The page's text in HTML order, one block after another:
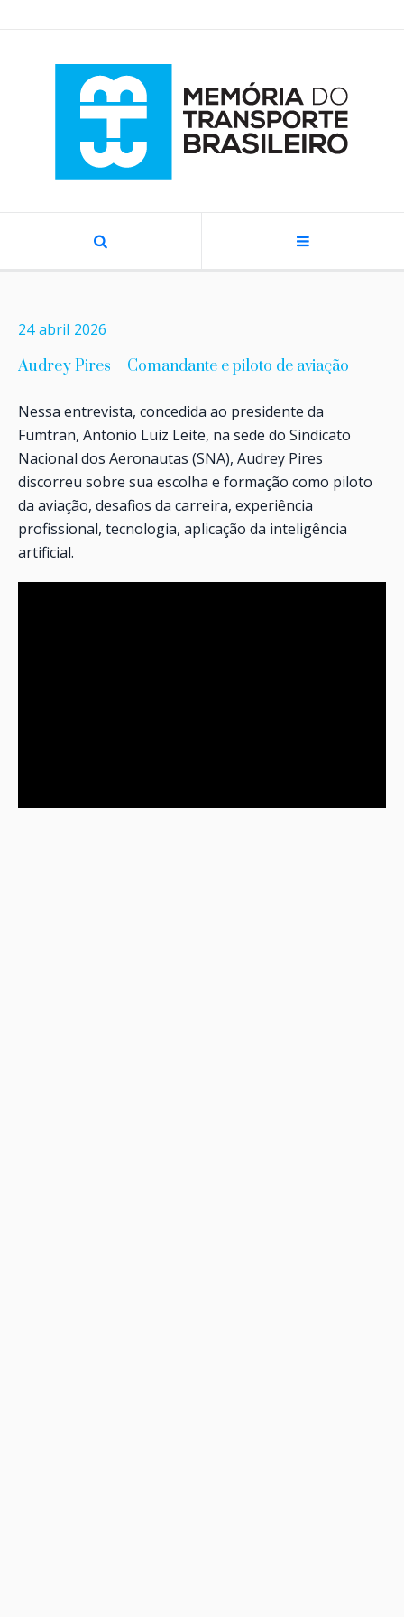
24 abril 2026
Audrey Pires – Comandante e piloto de aviação
Nessa entrevista, concedida ao presidente da
Fumtran, Antonio Luiz Leite, na sede do Sindicato
Nacional dos Aeronautas (SNA), Audrey Pires
discorreu sobre sua escolha e formação como piloto
da aviação, desafios da carreira, experiência
profissional, tecnologia, aplicação da inteligência
artificial.